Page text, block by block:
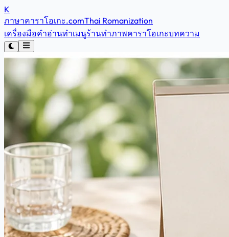
K
ภาษาคาราโอเกะ.comThai Romanization
เครื่องมือคำอ่านทำเมนูร้านทำภาพคาราโอเกะบทความ